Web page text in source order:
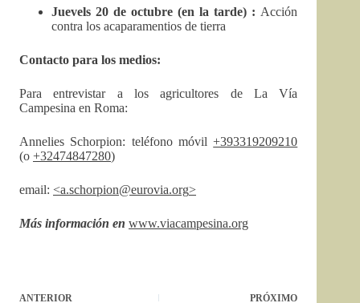
Juevels 20 de octubre (en la tarde) : Acción
contra los acaparamentios de tierra
Contacto para los medios:
Para entrevistar a los agricultores de La Vía
Campesina en Roma:
Annelies Schorpion: teléfono móvil+393319209210
(o +32474847280)
email: <a.schorpion@eurovia.org>
Más información en www.viacampesina.org
ANTERIOR PRÓXIMO